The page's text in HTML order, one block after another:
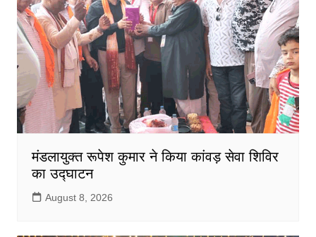
मंडलायुक्त रूपेश कुमार ने किया कांवड़ सेवा शिविर
का उद्घाटन
August 8, 2026